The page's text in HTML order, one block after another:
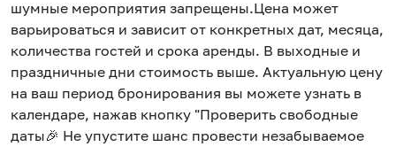
шумные мероприятия запрещены.Цена может
варьироваться и зависит от конкретных дат, месяца,
количества гостей и срока аренды. В выходные и
праздничные дни стоимость выше. Актуальную цену
на ваш период бронирования вы можете узнать в
календаре, нажав кнопку "Проверить свободные
даты🎉 Не упустите шанс провести незабываемое